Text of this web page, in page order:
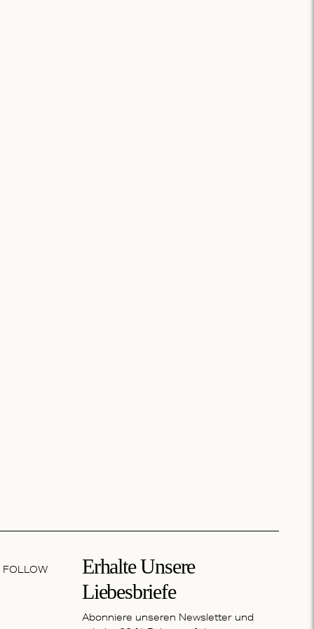
FOLLOW
Erhalte Unsere
Liebesbriefe
Abonniere unseren Newsletter und